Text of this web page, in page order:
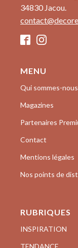
34830 Jacou.
MENU
Qui sommes-nous
Magazines
Partenaires
Contact
Mentions légales
Nos points de
RUBRIQUES
INSPIRATION
TENDANCE